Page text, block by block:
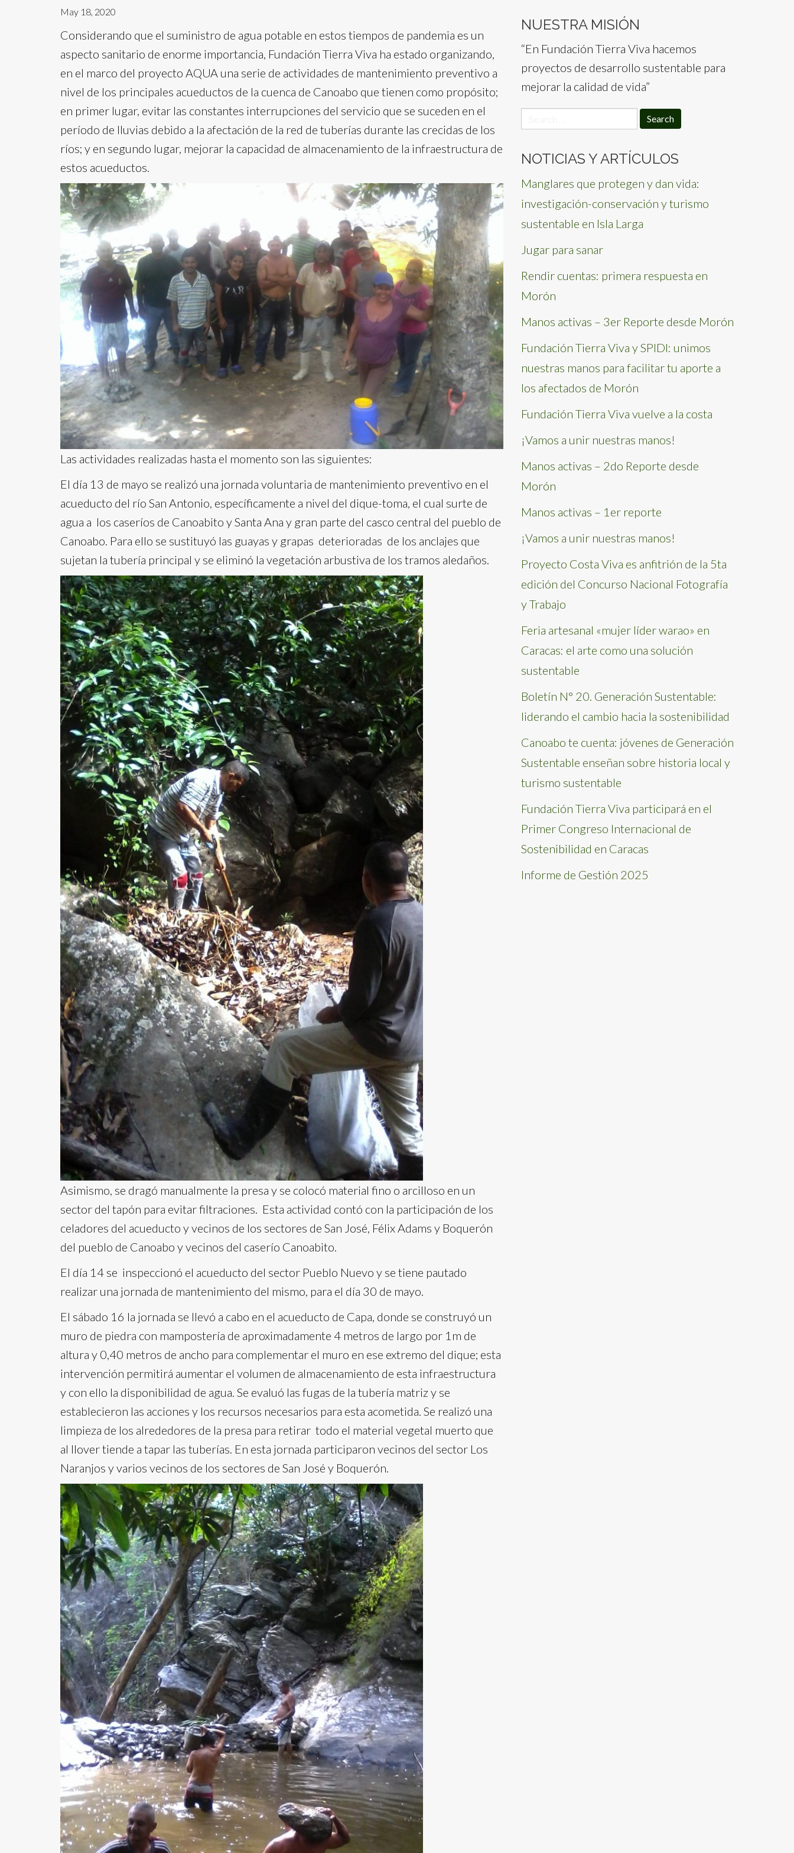
May 18, 2020
Considerando que el suministro de agua potable en estos tiempos de pandemia es un
aspecto sanitario de enorme importancia, Fundación Tierra Viva ha estado organizando,
en el marco del proyecto AQUA una serie de actividades de mantenimiento preventivo a
nivel de los principales acueductos de la cuenca de Canoabo que tienen como propósito;
en primer lugar, evitar las constantes interrupciones del servicio que se suceden en el
período de lluvias debido a la afectación de la red de tuberías durante las crecidas de los
ríos; y en segundo lugar, mejorar la capacidad de almacenamiento de la infraestructura de
estos acueductos.
Las actividades realizadas hasta el momento son las siguientes:
El día 13 de mayo se realizó una jornada voluntaria de mantenimiento preventivo en el
acueducto del río San Antonio, específicamente a nivel del dique-toma, el cual surte de
agua a los caseríos de Canoabito y Santa Ana y gran parte del casco central del pueblo de
Canoabo. Para ello se sustituyó las guayas y grapas deterioradas de los anclajes que
sujetan la tubería principal y se eliminó la vegetación arbustiva de los tramos aledaños.
Asimismo, se dragó manualmente la presa y se colocó material fino o arcilloso en un
sector del tapón para evitar filtraciones. Esta actividad contó con la participación de los
celadores del acueducto y vecinos de los sectores de San José, Félix Adams y Boquerón
del pueblo de Canoabo y vecinos del caserío Canoabito.
El día 14 se inspeccionó el acueducto del sector Pueblo Nuevo y se tiene pautado
realizar una jornada de mantenimiento del mismo, para el día 30 de mayo.
El sábado 16 la jornada se llevó a cabo en el acueducto de Capa, donde se construyó un
muro de piedra con mampostería de aproximadamente 4 metros de largo por 1m de
altura y 0,40 metros de ancho para complementar el muro en ese extremo del dique; esta
intervención permitirá aumentar el volumen de almacenamiento de esta infraestructura
y con ello la disponibilidad de agua. Se evaluó las fugas de la tubería matriz y se
establecieron las acciones y los recursos necesarios para esta acometida. Se realizó una
limpieza de los alrededores de la presa para retirar todo el material vegetal muerto que
al llover tiende a tapar las tuberías. En esta jornada participaron vecinos del sector Los
Naranjos y varios vecinos de los sectores de San José y Boquerón.
NUESTRA MISIÓN
“En Fundación Tierra Viva hacemos
proyectos de desarrollo sustentable para
mejorar la calidad de vida”
for:
NOTICIAS Y ARTÍCULOS
Manglares que protegen y dan vida:
investigación-conservación y turismo
sustentable en Isla Larga
Jugar para sanar
Rendir cuentas: primera respuesta en
Morón
Manos activas – 3er Reporte desde Morón
Fundación Tierra Viva y SPIDI: unimos
nuestras manos para facilitar tu aporte a
los afectados de Morón
Fundación Tierra Viva vuelve a la costa
¡Vamos a unir nuestras manos!
Manos activas – 2do Reporte desde
Morón
Manos activas – 1er reporte
¡Vamos a unir nuestras manos!
Proyecto Costa Viva es anfitrión de la 5ta
edición del Concurso Nacional Fotografía
y Trabajo
Feria artesanal «mujer líder warao» en
Caracas: el arte como una solución
sustentable
Boletín N° 20. Generación Sustentable:
liderando el cambio hacia la sostenibilidad
Canoabo te cuenta: jóvenes de Generación
Sustentable enseñan sobre historia local y
turismo sustentable
Fundación Tierra Viva participará en el
Primer Congreso Internacional de
Sostenibilidad en Caracas
Informe de Gestión 2025